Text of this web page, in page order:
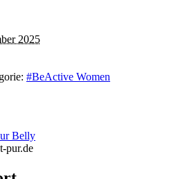
2025
#BeActive Women
Belly
pur.de